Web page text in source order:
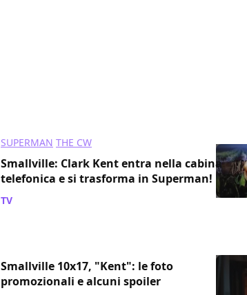
SUPERMAN THE CW
Smallville: Clark Kent entra nella cabina
telefonica e si trasforma in Superman!
TV
Smallville 10x17, "Kent": le foto
promozionali e alcuni spoiler